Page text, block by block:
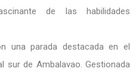
de las habilidades
una parada destacada en el
sur de Ambalavao. Gestionada